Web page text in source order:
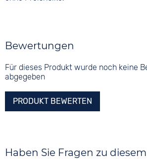
Bewertungen
Für dieses Produkt wurde noch keine
abgegeben
PRODUKT BEWERTEN
Haben Sie Fragen zu